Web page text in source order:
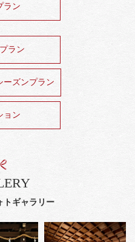
ラン
ラン
ーズンプラン
ョン
トギャラリー